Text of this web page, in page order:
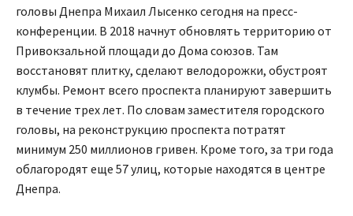
головы Днепра Михаил Лысенко сегодня на пресс-
конференции. В 2018 начнут обновлять территорию от
Привокзальной площади до Дома союзов. Там
восстановят плитку, сделают велодорожки, обустроят
клумбы. Ремонт всего проспекта планируют завершить
в течение трех лет. По словам заместителя городского
головы, на реконструкцию проспекта потратят
минимум 250 миллионов гривен. Кроме того, за три года
облагородят еще 57 улиц, которые находятся в центре
Днепра.